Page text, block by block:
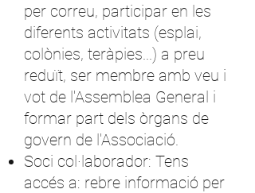
per correu, participar en les
diferents activitats (esplai,
colònies, teràpies...) a preu
reduït, ser membre amb veu i
vot de l'Assemblea General i
formar part dels òrgans de
govern de l'Associació.
Soci col·laborador: Tens
accés a: rebre informació per